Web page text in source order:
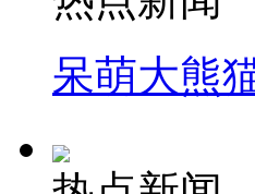
呆萌大熊